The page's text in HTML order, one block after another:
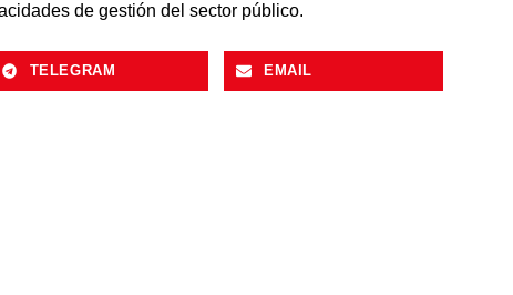
de gestión del sector público.
TELEGRAM EMAIL